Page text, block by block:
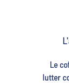
Le
lutter